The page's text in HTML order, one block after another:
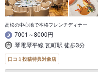
高松の中心地で本格フレンチディナー
7001～8000円
琴電琴平線 瓦町駅 徒歩3分
口コミ投稿特典対象店